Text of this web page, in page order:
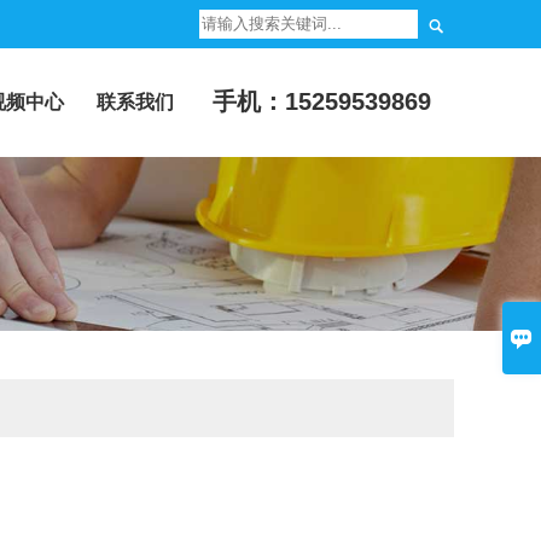

频中心 联系我们 手机：15259539869
